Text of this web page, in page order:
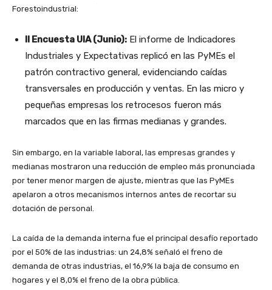
Forestoindustrial:
II Encuesta UIA (Junio): El informe de Indicadores
Industriales y Expectativas replicó en las PyMEs el
patrón contractivo general, evidenciando caídas
transversales en producción y ventas. En las micro y
pequeñas empresas los retrocesos fueron más
marcados que en las firmas medianas y grandes.
Sin embargo, en la variable laboral, las empresas grandes y
medianas mostraron una reducción de empleo más pronunciada
por tener menor margen de ajuste, mientras que las PyMEs
apelaron a otros mecanismos internos antes de recortar su
dotación de personal.
La caída de la demanda interna fue el principal desafío reportado
por el 50% de las industrias: un 24,8% señaló el freno de
demanda de otras industrias, el 16,9% la baja de consumo en
hogares y el 8,0% el freno de la obra pública.